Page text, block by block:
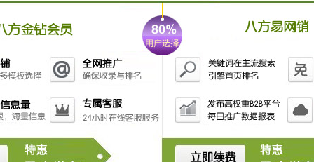
肉联厂的污水处理设备通常包括以下几类：
1. **预处理设备**：包括格栅、沉砂池等，用于去除大
2. **生物处理系统**：常采用活性污泥法、生物膜法
3. **污水厌氧处理设备**：对于高浓度有机污水，可以